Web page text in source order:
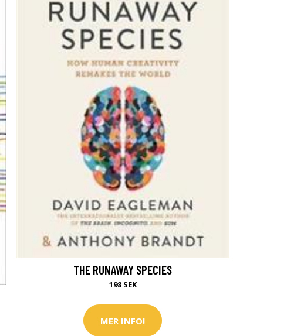
THE RUNAWAY SPECIES
198 SEK
MER INFO!